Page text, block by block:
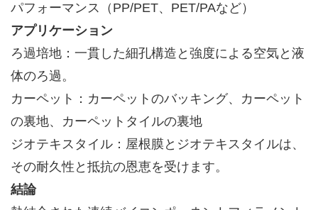
パフォーマンス（PP/PET、PET/PAなど）
アプリケーション
ろ過培地：一貫した細孔構造と強度による空気と液
体のろ過。
カーペット：カーペットのバッキング、カーペット
の裏地、カーペットタイルの裏地
ジオテキスタイル：屋根膜とジオテキスタイルは、
その耐久性と抵抗の恩恵を受けます。
結論